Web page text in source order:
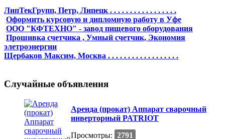
ЛипТекГрупп, Петр, Липецк . . . . . . . . . . . . . . . . .
Оформить курсовую и дипломную работу в Уфе
ООО "КФТЕХНО" - завод пищевого оборудования
Прошивка счетчика , Умный счетчик, Экономия
элетроэнергии
Щербаков Максим, Москва . . . . . . . . . . . . . . . . . .
Случайные объявления
Аренда (прокат) Аппарат сварочный
инверторный PATRIOT
Просмотры: 2791